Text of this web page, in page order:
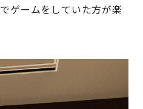
でゲームをしていた方が楽